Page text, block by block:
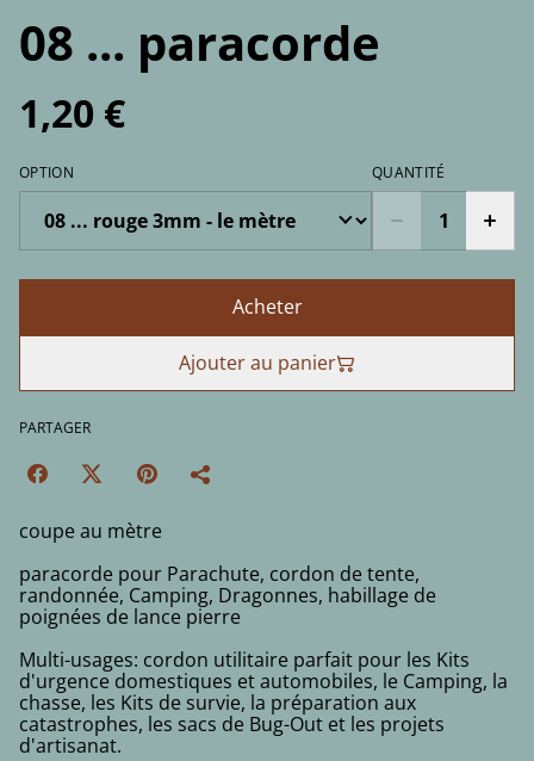
08 ... paracorde
1,20 €
OPTION QUANTITÉ
Acheter
Ajouter au panier
PARTAGER
coupe au mètre
paracorde pour Parachute, cordon de tente,
randonnée, Camping, Dragonnes, habillage de
poignées de lance pierre
Multi-usages: cordon utilitaire parfait pour les Kits
d'urgence domestiques et automobiles, le Camping, la
chasse, les Kits de survie, la préparation aux
catastrophes, les sacs de Bug-Out et les projets
d'artisanat.